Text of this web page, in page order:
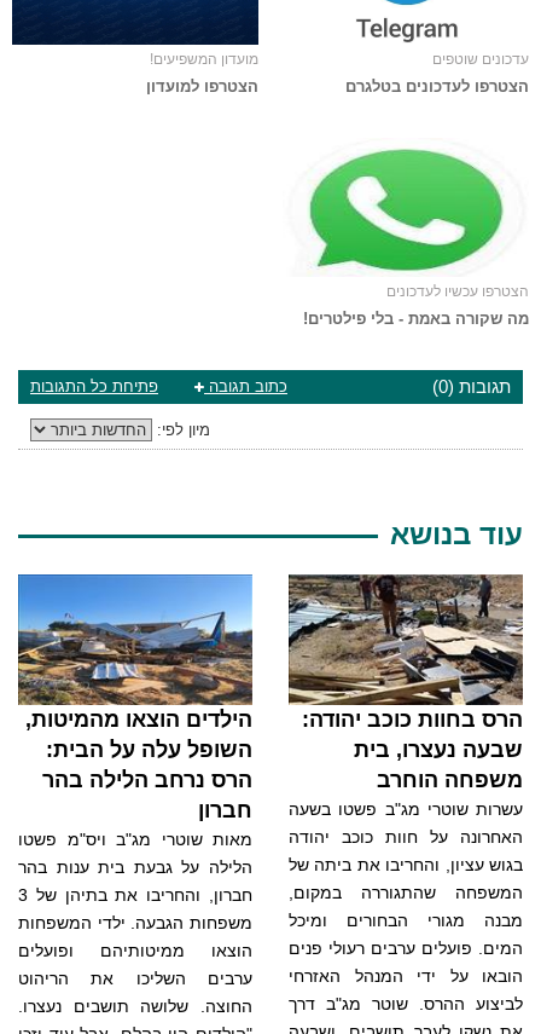
עדכונים שוטפים
הצטרפו לעדכונים בטלגרם
מועדון המשפיעים!
הצטרפו למועדון
הצטרפו עכשיו לעדכונים
מה שקורה באמת - בלי פילטרים!
תגובות (0) פתיחת כל התגובות כתוב תגובה
מיון לפי:
עוד בנושא
הרס בחוות כוכב יהודה:
שבעה נעצרו, בית
משפחה הוחרב
עשרות שוטרי מג"ב פשטו בשעה
האחרונה על חוות כוכב יהודה
בגוש עציון, והחריבו את ביתה של
המשפחה שהתגוררה במקום,
מבנה מגורי הבחורים ומיכל
המים. פועלים ערבים רעולי פנים
הובאו על ידי המנהל האזרחי
לביצוע ההרס. שוטר מג"ב דרך
הילדים הוצאו מהמיטות,
השופל עלה על הבית:
הרס נרחב הלילה בהר
חברון
מאות שוטרי מג"ב ויס"מ פשטו
הלילה על גבעת בית ענות בהר
חברון, והחריבו את בתיהן של 3
משפחות הגבעה. ילדי המשפחות
הוצאו ממיטותיהם ופועלים
ערבים השליכו את הריהוט
החוצה. שלושה תושבים נעצרו.